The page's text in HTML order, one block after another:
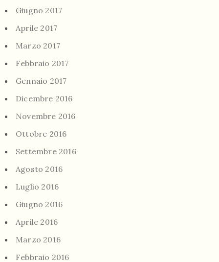
Giugno 2017
Aprile 2017
Marzo 2017
Febbraio 2017
Gennaio 2017
Dicembre 2016
Novembre 2016
Ottobre 2016
Settembre 2016
Agosto 2016
Luglio 2016
Giugno 2016
Aprile 2016
Marzo 2016
Febbraio 2016